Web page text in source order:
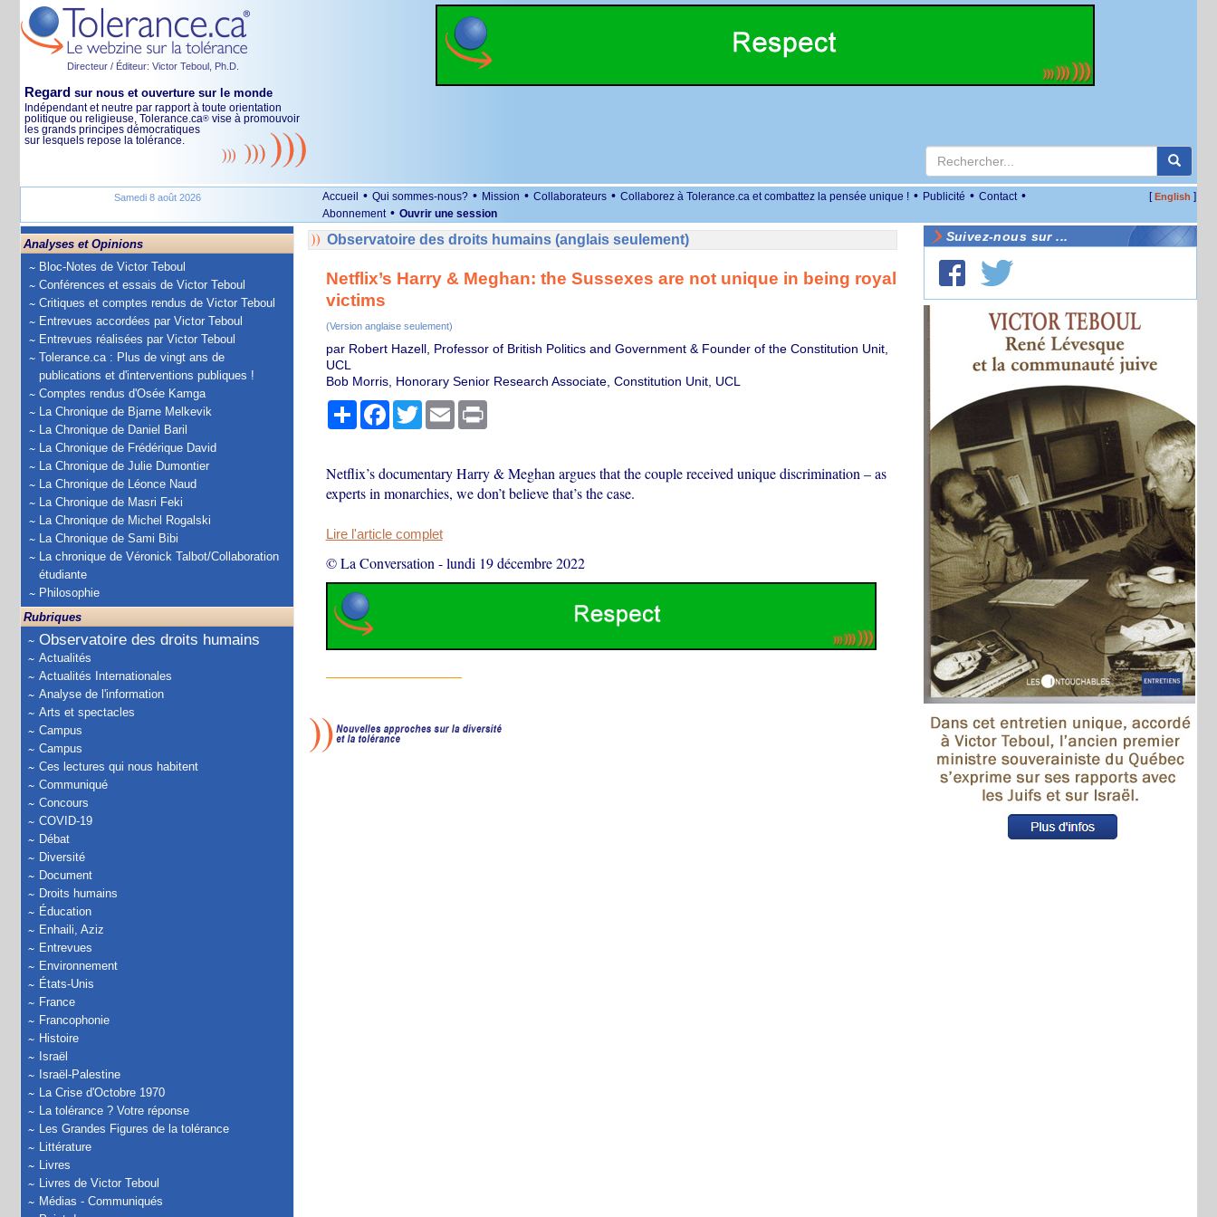
Directeur / Éditeur: Victor Teboul, Ph.D.
Regard sur nous et ouverture sur le monde
Indépendant et neutre par rapport à toute orientation
politique ou religieuse, Tolerance.ca® vise à promouvoir
les grands principes démocratiques
sur lesquels repose la tolérance.
Samedi 8 août 2026 Accueil • Qui sommes-nous? • Mission • Collaborateurs • Collaborez à Tolerance.ca et combattez la pensée unique ! • Publicité • Contact •
Abonnement • Ouvrir une session
[English ]
Analyses et Opinions
Bloc-Notes de Victor Teboul
Conférences et essais de Victor Teboul
Critiques et comptes rendus de Victor Teboul
Entrevues accordées par Victor Teboul
Entrevues réalisées par Victor Teboul
Tolerance.ca : Plus de vingt ans de
publications et d'interventions publiques !
Comptes rendus d'Osée Kamga
La Chronique de Bjarne Melkevik
La Chronique de Daniel Baril
La Chronique de Frédérique David
La Chronique de Julie Dumontier
La Chronique de Léonce Naud
La Chronique de Masri Feki
La Chronique de Michel Rogalski
La Chronique de Sami Bibi
La chronique de Véronick Talbot/Collaboration
étudiante
Philosophie
Rubriques
Observatoire des droits humains
Actualités
Actualités Internationales
Analyse de l'information
Arts et spectacles
Campus
Campus
Ces lectures qui nous habitent
Communiqué
Concours
COVID-19
Débat
Diversité
Document
Droits humains
Éducation
Enhaili, Aziz
Entrevues
Environnement
États-Unis
France
Francophonie
Histoire
Israël
Israël-Palestine
La Crise d'Octobre 1970
La tolérance ? Votre réponse
Les Grandes Figures de la tolérance
Littérature
Livres
Livres de Victor Teboul
Médias - Communiqués
Observatoire des droits humains (anglais seulement)
Netflix’s Harry & Meghan: the Sussexes are not unique in being royal
victims
(Version anglaise seulement)
par Robert Hazell, Professor of British Politics and Government & Founder of the Constitution Unit,
UCL
Bob Morris, Honorary Senior Research Associate, Constitution Unit, UCL
PartagerFacebook
TwitterEmail Print
Netflix’s documentary Harry & Meghan argues that the couple received unique discrimination – as
experts in monarchies, we don’t believe that’s the case.
Lire l'article complet
© La Conversation -lundi 19 décembre 2022
Suivez-nous sur ...